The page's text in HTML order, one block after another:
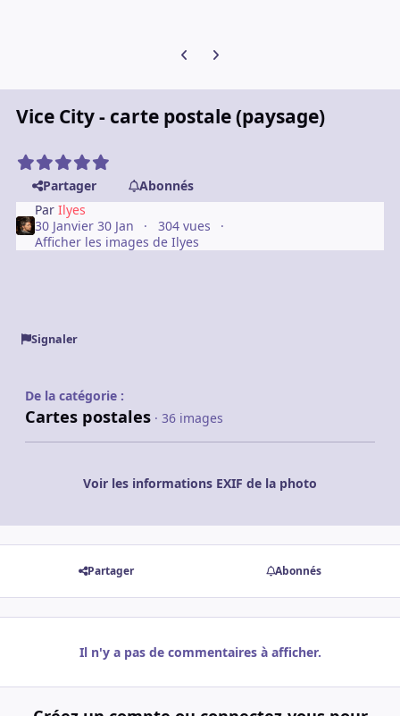
Diapositive précédente
Diapositive suivante
Vice City - carte postale (paysage)
Partager
Abonnés
ParIlyes
30 Janvier30 Jan
304 vues
Afficher les images de Ilyes
Signaler
De la catégorie :
Cartes postales · 36 images
Voir les informations EXIF de la photo
Partager Abonnés
Il n'y a pas de commentaires à afficher.